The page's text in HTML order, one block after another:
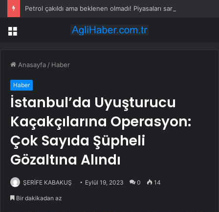
Menü
Anasayfa / Haber
Haber
İstanbul’da Uyuşturucu
Kaçakçılarına Operasyon:
Çok Sayıda Şüpheli
Gözaltına Alındı
ŞERİFE KABAKUŞ Eylül 19, 2023 0 14
Bir dakikadan az